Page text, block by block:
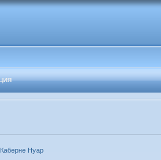
Каберне Нуар